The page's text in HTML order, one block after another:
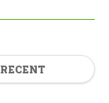
RECENT